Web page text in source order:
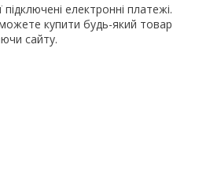
підключені електронні платежі.
купити будь-який товар
сайту.